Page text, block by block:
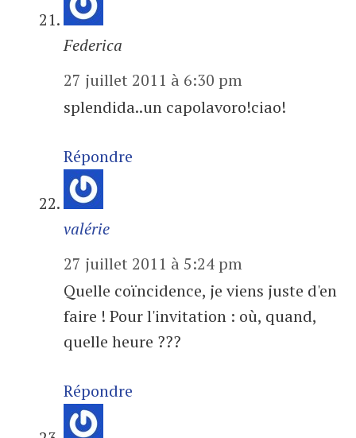
Federica
27 juillet 2011 à 6:30 pm
splendida..un capolavoro!ciao!
Répondre
valérie
27 juillet 2011 à 5:24 pm
Quelle coïncidence, je viens juste d'en
faire ! Pour l'invitation : où, quand,
quelle heure ???
Répondre